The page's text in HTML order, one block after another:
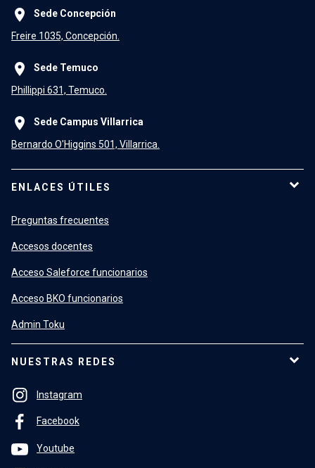
place
Sede Concepción
Freire 1035, Concepción.
place
Sede Temuco
Phillippi 631, Temuco.
place
Sede Campus Villarrica
Bernardo O'Higgins 501, Villarrica.
ENLACES ÚTILES
Preguntas frecuentes
Accesos docentes
Acceso Saleforce funcionarios
Acceso BKO funcionarios
Admin Toku
NUESTRAS REDES
Instagram
Facebook
Youtube